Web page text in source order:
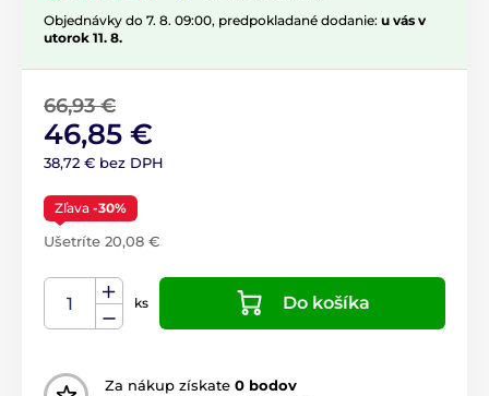
Objednávky do 7. 8. 09:00, predpokladané dodanie: u vás v
utorok 11. 8.
66,93 €
46,85 €
38,72 € bez DPH
Zľava -30%
Ušetríte 20,08 €
ks Do košíka
Za nákup získate 0 bodov